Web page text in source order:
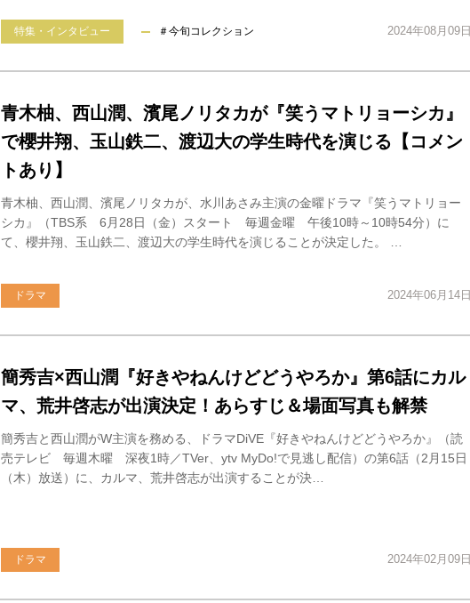
2024年08月09日
特集・インタビュー ＃今旬コレクション
青木柚、西山潤、濱尾ノリタカが『笑うマトリョーシカ』
で櫻井翔、玉山鉄二、渡辺大の学生時代を演じる【コメン
トあり】
青木柚、西山潤、濱尾ノリタカが、水川あさみ主演の金曜ドラマ『笑うマトリョー
シカ』（TBS系 6月28日（金）スタート 毎週金曜 午後10時～10時54分）に
て、櫻井翔、玉山鉄二、渡辺大の学生時代を演じることが決定した。 …
2024年06月14日
ドラマ
簡秀吉×西山潤『好きやねんけどどうやろか』第6話にカル
マ、荒井啓志が出演決定！あらすじ＆場面写真も解禁
簡秀吉と西山潤がW主演を務める、ドラマDiVE『好きやねんけどどうやろか』（読
売テレビ 毎週木曜 深夜1時／TVer、ytv MyDo!で見逃し配信）の第6話（2月15日
（木）放送）に、カルマ、荒井啓志が出演することが決…
2024年02月09日
ドラマ